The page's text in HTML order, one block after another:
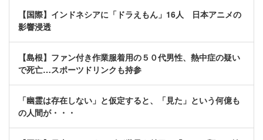
【国際】インドネシアに「ドラえもん」16人 日本アニメの
影響浸透
【島根】ファン付き作業服着用の５０代男性、熱中症の疑い
で死亡…スポーツドリンクも持参
「幽霊は存在しない」と仮定すると、「見た」という何億も
の人間が・・・